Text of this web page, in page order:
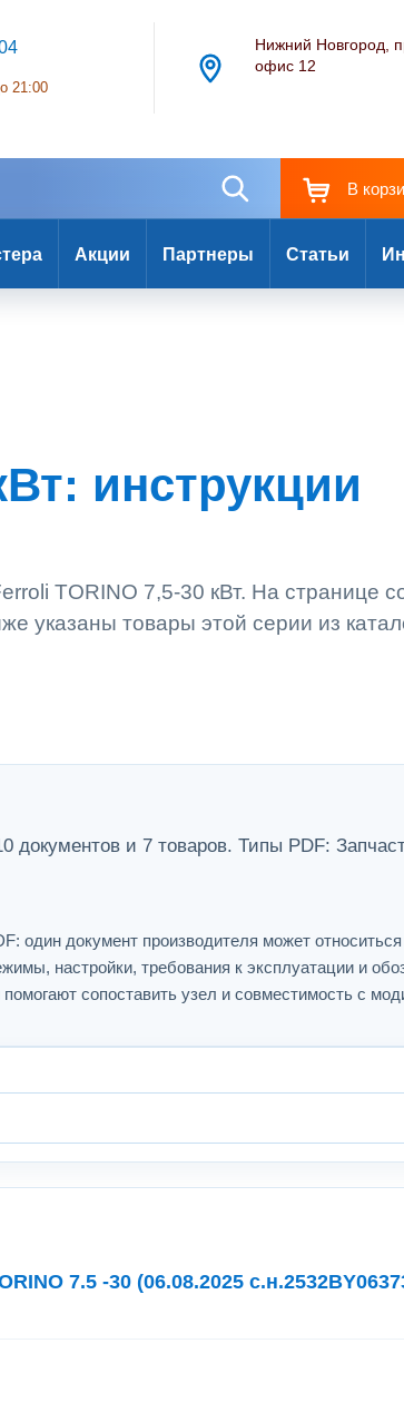
21:00
Нижний Новгород,
офис 12
В
Акции Партнеры Статьи
инструкции
TORINO 7,5-30 кВт. На странице
указаны товары этой серии из
документов и 7 товаров. Типы PDF:
один документ производителя может
настройки, требования к эксплуатации и
сопоставить узел и совместимость с
7.5 -30 (06.08.2025